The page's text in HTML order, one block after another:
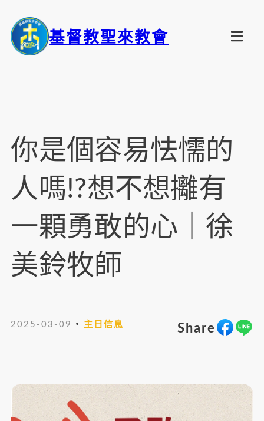
基督教聖來教會
你是個容易怯懦的
人嗎!?想不想攡有
一顆勇敢的心｜徐
美鈴牧師
2025-03-09 ・主日信息 Share